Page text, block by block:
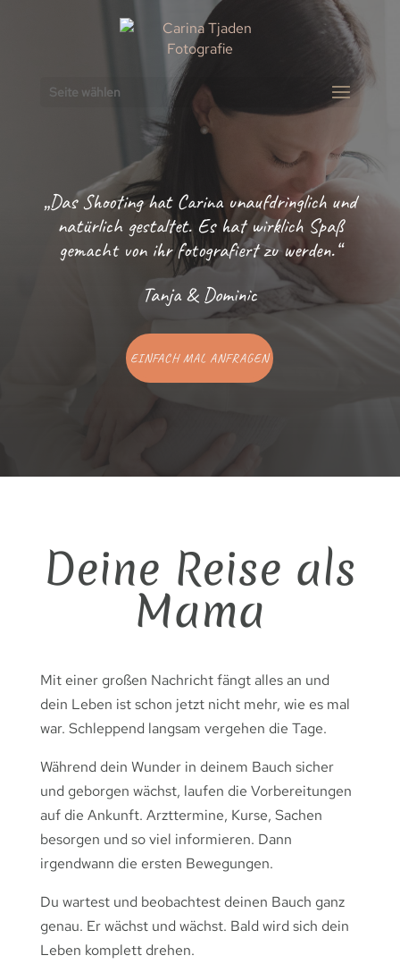
Seite wählen
„Das Shooting hat Carina unaufdringlich und
natürlich gestaltet. Es hat wirklich Spaß
gemacht von ihr fotografiert zu werden.“
Tanja & Dominic
EINFACH MAL ANFRAGEN
Deine Reise als
Mama
Mit einer großen Nachricht fängt alles an und
dein Leben ist schon jetzt nicht mehr, wie es mal
war. Schleppend langsam vergehen die Tage.
Während dein Wunder in deinem Bauch sicher
und geborgen wächst, laufen die Vorbereitungen
auf die Ankunft. Arzttermine, Kurse, Sachen
besorgen und so viel informieren. Dann
irgendwann die ersten Bewegungen.
Du wartest und beobachtest deinen Bauch ganz
genau. Er wächst und wächst. Bald wird sich dein
Leben komplett drehen.